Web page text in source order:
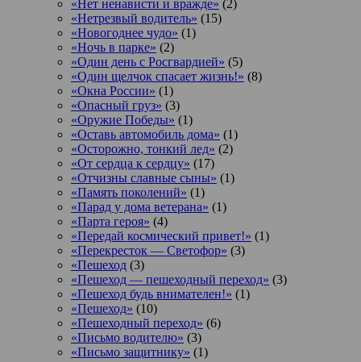
«Нет ненависти и вражде» (2)
«Нетрезвый водитель» (15)
«Новогоднее чудо» (1)
«Ночь в парке» (2)
«Один день с Росгвардией» (5)
«Один щелчок спасает жизнь!» (8)
«Окна России» (1)
«Опасный груз» (3)
«Оружие Победы» (1)
«Оставь автомобиль дома» (1)
«Осторожно, тонкий лед» (2)
«От сердца к сердцу» (17)
«Отчизны славные сыны» (1)
«Память поколений» (1)
«Парад у дома ветерана» (1)
«Парта героя» (4)
«Передай космический привет!» (1)
«Перекресток — Светофор» (3)
«Пешеход (3)
«Пешеход — пешеходный переход» (3)
«Пешеход будь внимателен!» (1)
«Пешеход» (10)
«Пешеходный переход» (6)
«Письмо водителю» (3)
«Письмо защитнику» (1)